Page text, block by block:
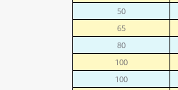
50
65
80
100
100